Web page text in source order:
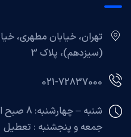
تهران، خیابان مطهری،
(سیزدهم)، پلاک 3
021-72837000
شنبه – چهارشنبه: 8 صبح الی 5 عصر,
جمعه و پنجشنبه :تعطیل